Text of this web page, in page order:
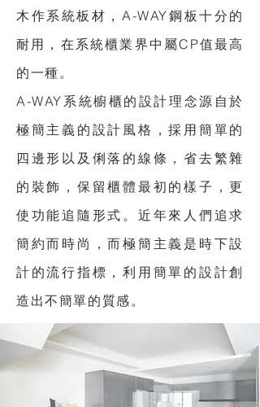
木作系統板材，A-WAY鋼板十分的
耐用，在系統櫃業界中屬CP值最高
的一種。
A-WAY系統櫥櫃的設計理念源自於
極簡主義的設計風格，採用簡單的
四邊形以及俐落的線條，省去繁雜
的裝飾，保留櫃體最初的樣子，更
使功能追隨形式。近年來人們追求
簡約而時尚，而極簡主義是時下設
計的流行指標，利用簡單的設計創
造出不簡單的質感。